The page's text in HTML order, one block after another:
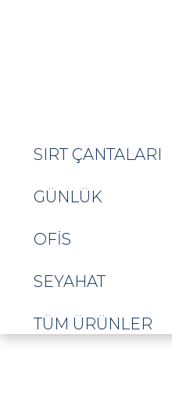
SIRT ÇANTALARI
GÜNLÜK
OFIS
SEYAHAT
TÜM ÜRÜNLER